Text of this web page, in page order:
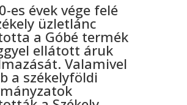
es évek vége felé
üzletlánc
a Góbé termék
ellátott áruk
Valamivel
a székelyföldi